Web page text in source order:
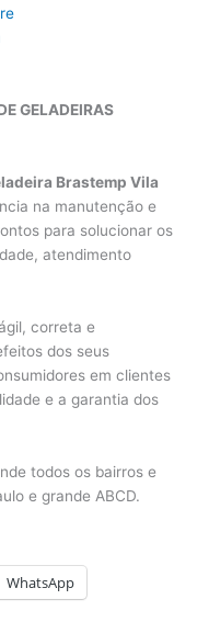
GELADEIRAS
Brastemp Vila
na manutenção e
para solucionar os
atendimento
correta e
dos seus
em clientes
e a garantia dos
todos os bairros e
e grande ABCD.
WhatsApp